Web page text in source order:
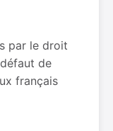
par le droit
de
français